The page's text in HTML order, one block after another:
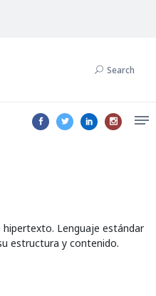
Search
Lenguaje estándar
estructura y contenido.